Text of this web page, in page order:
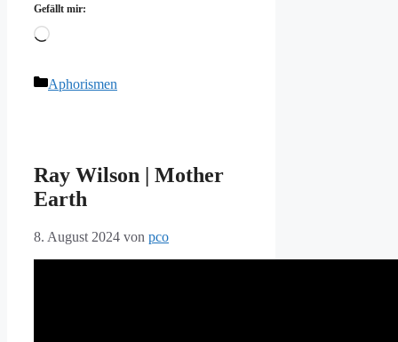
Gefällt mir:
Wird
Kategorien
Aphorismen
Ray Wilson | Mother
Earth
8. August 2024 von pco